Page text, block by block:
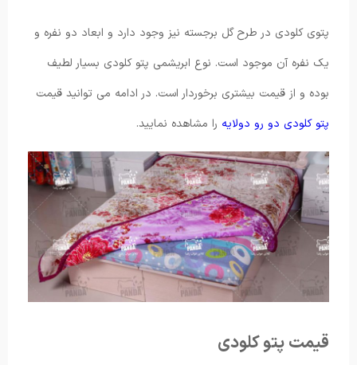
پتوی کلودی در طرح گل برجسته نیز وجود دارد و ابعاد دو نفره و
یک نفره آن موجود است. نوع ابریشمی پتو کلودی بسیار لطیف
بوده و از قیمت بیشتری برخوردار است. در ادامه می توانید قیمت
پتو کلودی دو رو دولایه را مشاهده نمایید.
قیمت پتو کلودی